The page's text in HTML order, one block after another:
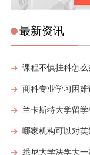
最新资讯
商科专业学习困
兰卡斯特大学留
悉尼大学法学大